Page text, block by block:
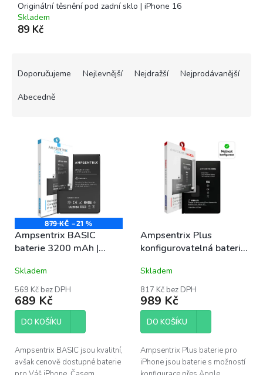
Originální těsnění pod zadní sklo | iPhone 16
Skladem
89 Kč
t
ů
Doporučujeme Nejlevnější Nejdražší Nejprodávanější
Abecedně
d
u
t
ů
879 KČ –21 %
Ampsentrix BASIC
baterie 3200 mAh |
Skladem
569 Kč bez DPH
689 Kč
DO KOŠÍKU
Ampsentrix BASIC jsou kvalitní,
avšak cenově dostupné baterie
Ampsentrix Plus
konfigurovatelná baterie
Pro
Skladem
817 Kč bez DPH
989 Kč
DO KOŠÍKU
Ampsentrix Plus baterie pro
iPhone jsou baterie s možností